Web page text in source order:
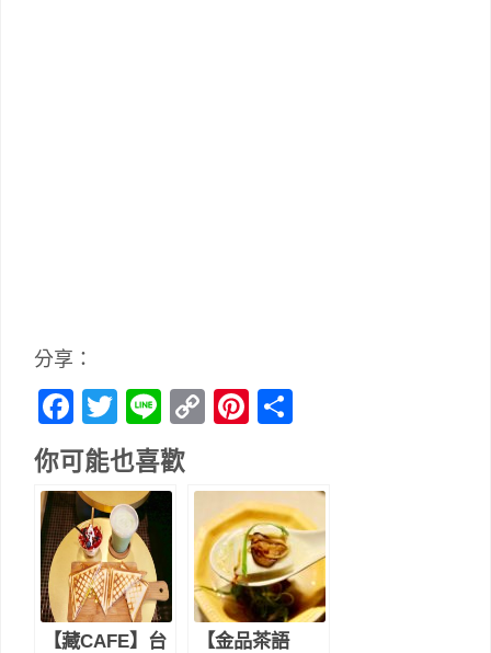
分享：
Facebook
Twitter
LineCopyPinterest
你可能也喜歡
【藏CAFE】台
【金品茶語